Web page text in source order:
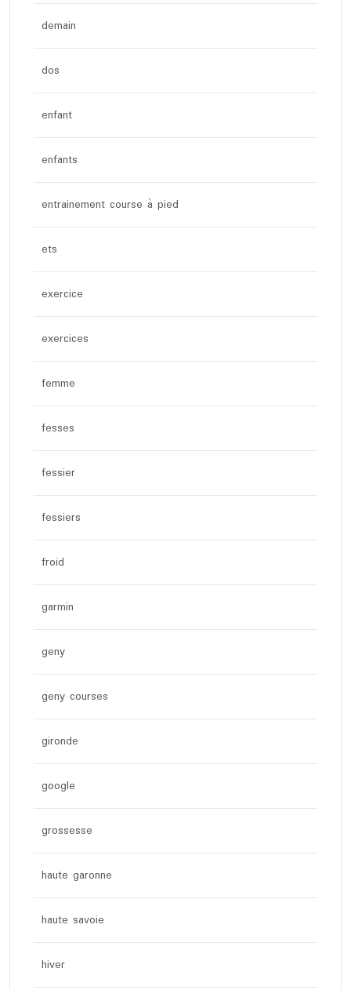
demain
dos
enfant
enfants
entrainement course à pied
ets
exercice
exercices
femme
fesses
fessier
fessiers
froid
garmin
geny
geny courses
gironde
google
grossesse
haute garonne
haute savoie
hiver